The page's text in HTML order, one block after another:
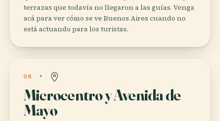
terrazas que todavía no llegaron a las guías. Venga
acá para ver cómo se ve Buenos Aires cuando no
está actuando para los turistas.
06
Microcentro y Avenida de
Mayo